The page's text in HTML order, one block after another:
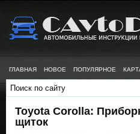
ГЛАВНАЯ НОВОЕ ПОПУЛЯРНОЕ
Toyota Corolla:
щиток